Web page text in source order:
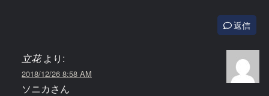
返信
立花 より:
2018/12/26 8:58 AM
ソニカさん